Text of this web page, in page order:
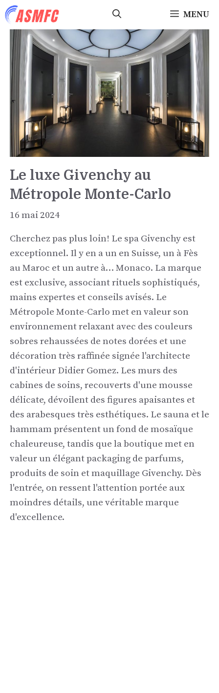
Aller
au
contenu
MENU
Le luxe Givenchy au
Métropole Monte-Carlo
16 mai 2024
Cherchez pas plus loin! Le spa Givenchy est
exceptionnel. Il y en a un en Suisse, un à Fès
au Maroc et un autre à… Monaco. La marque
est exclusive, associant rituels sophistiqués,
mains expertes et conseils avisés. Le
Métropole Monte-Carlo met en valeur son
environnement relaxant avec des couleurs
sobres rehaussées de notes dorées et une
décoration très raffinée signée l'architecte
d'intérieur Didier Gomez. Les murs des
cabines de soins, recouverts d'une mousse
délicate, dévoilent des figures apaisantes et
des arabesques très esthétiques. Le sauna et le
hammam présentent un fond de mosaïque
chaleureuse, tandis que la boutique met en
valeur un élégant packaging de parfums,
produits de soin et maquillage Givenchy. Dès
l'entrée, on ressent l'attention portée aux
moindres détails, une véritable marque
d'excellence.